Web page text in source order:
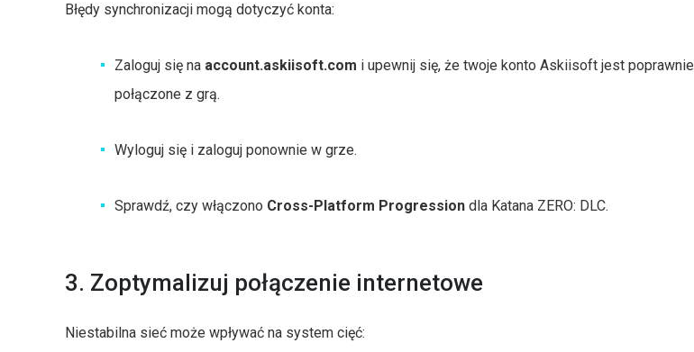
Błędy synchronizacji mogą dotyczyć konta:
Zaloguj się na account.askiisoft.com i upewnij się, że twoje konto Askiisoft jest poprawnie
połączone z grą.
Wyloguj się i zaloguj ponownie w grze.
Sprawdź, czy włączono Cross-Platform Progression dla Katana ZERO: DLC.
3. Zoptymalizuj połączenie internetowe
Niestabilna sieć może wpływać na system cięć: